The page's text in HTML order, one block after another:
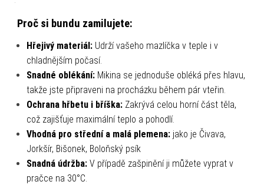
Proč si bundu zamilujete:
Hřejivý materiál: Udrží vašeho mazlíčka v teple i v
chladnějším počasí.
Snadné oblékání: Mikina se jednoduše obléká přes hlavu,
takže jste připraveni na procházku během pár vteřin.
Ochrana hřbetu i bříška: Zakrývá celou horní část těla,
což zajišťuje maximální teplo a pohodlí.
Vhodná pro střední a malá plemena: jako je Čivava,
Jorkšír, Bišonek, Boloňský psík
Snadná údržba: V případě zašpinění ji můžete vyprat v
pračce na 30°C.